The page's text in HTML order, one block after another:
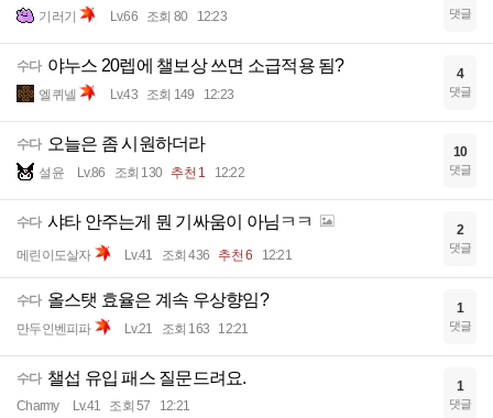
기러기 Lv.66 조회 80 12:23 댓글
수다 야누스 20렙에 챌보상 쓰면 소급적용 됨?
엘퀴넬 Lv.43 조회 149 12:23
4
댓글
수다 오늘은 좀 시원하더라
설윤 Lv.86 조회 130 추천 1 12:22
10
댓글
수다 샤타 안주는게 뭔 기싸움이 아님ㅋㅋ
메린이도살자 Lv.41 조회 436 추천 6 12:21
2
댓글
수다 올스탯 효율은 계속 우상향임?
만두인벤피파 Lv.21 조회 163 12:21
1
댓글
수다 챌섭 유입 패스 질문드려요.
Charmy Lv.41 조회 57 12:21
1
댓글